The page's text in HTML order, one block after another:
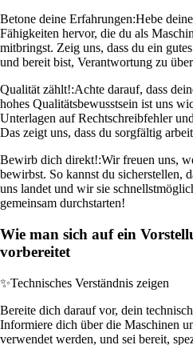
Betone deine Erfahrungen:Hebe
Fähigkeiten hervor, die du als
mitbringst. Zeig uns, dass du ein
und bereit bist, Verantwortung zu
Qualität zählt!:Achte darauf, dass
hohes Qualitätsbewusstsein ist uns
Unterlagen auf Rechtschreibfehler
Das zeigt uns, dass du sorgfältig
Bewirb dich direkt!:Wir freuen uns,
bewirbst. So kannst du sicherstellen,
uns landet und wir sie
gemeinsam durchstarten!
Wie man sich auf ein
vorbereitet
✨Technisches Verständnis zeigen
Bereite dich darauf vor, dein
Informiere dich über die Maschinen
verwendet werden, und sei bereit,